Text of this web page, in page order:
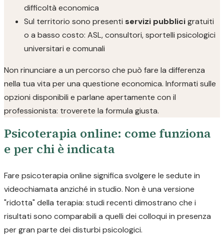
difficoltà economica
Sul territorio sono presenti servizi pubblicigratuiti
o a basso costo: ASL, consultori, sportelli psicologici
universitari e comunali
Non rinunciare a un percorso che può fare la differenza
nella tua vita per una questione economica. Informati sulle
opzioni disponibili e parlane apertamente con il
professionista: troverete la formula giusta.
Psicoterapia online: come funziona
e per chi è indicata
Fare psicoterapia online significa svolgere le sedute in
videochiamata anziché in studio. Non è una versione
"ridotta" della terapia: studi recenti dimostrano che i
risultati sono comparabili a quelli dei colloqui in presenza
per gran parte dei disturbi psicologici.